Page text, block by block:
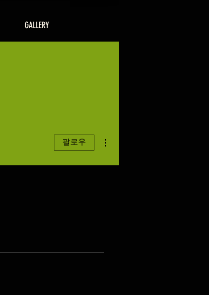
GALLERY
팔로우